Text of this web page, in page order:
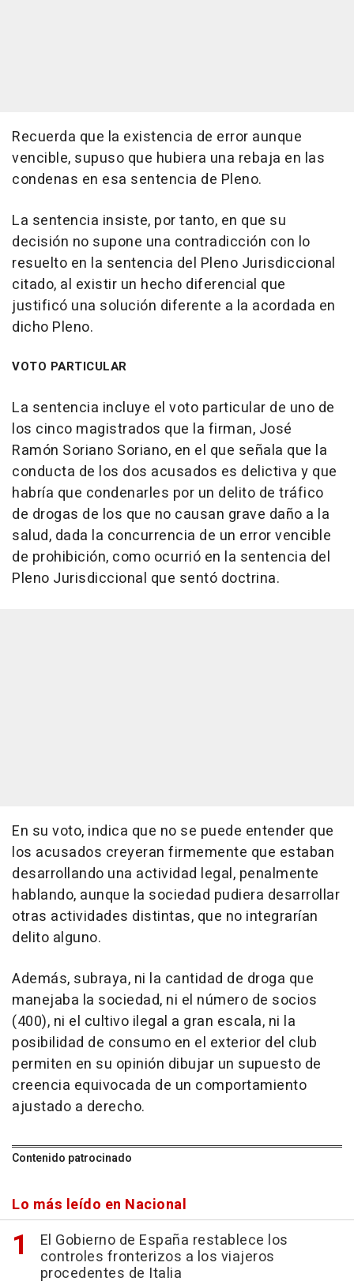
Recuerda que la existencia de error aunque
vencible, supuso que hubiera una rebaja en las
condenas en esa sentencia de Pleno.
La sentencia insiste, por tanto, en que su
decisión no supone una contradicción con lo
resuelto en la sentencia del Pleno Jurisdiccional
citado, al existir un hecho diferencial que
justificó una solución diferente a la acordada en
dicho Pleno.
VOTO PARTICULAR
La sentencia incluye el voto particular de uno de
los cinco magistrados que la firman, José
Ramón Soriano Soriano, en el que señala que la
conducta de los dos acusados es delictiva y que
habría que condenarles por un delito de tráfico
de drogas de los que no causan grave daño a la
salud, dada la concurrencia de un error vencible
de prohibición, como ocurrió en la sentencia del
Pleno Jurisdiccional que sentó doctrina.
En su voto, indica que no se puede entender que
los acusados creyeran firmemente que estaban
desarrollando una actividad legal, penalmente
hablando, aunque la sociedad pudiera desarrollar
otras actividades distintas, que no integrarían
delito alguno.
Además, subraya, ni la cantidad de droga que
manejaba la sociedad, ni el número de socios
(400), ni el cultivo ilegal a gran escala, ni la
posibilidad de consumo en el exterior del club
permiten en su opinión dibujar un supuesto de
creencia equivocada de un comportamiento
ajustado a derecho.
Contenido patrocinado
Lo más leído en Nacional
El Gobierno de España restablece los
controles fronterizos a los viajeros
procedentes de Italia